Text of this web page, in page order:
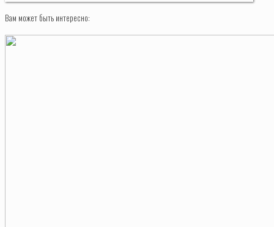
Вам может быть интересно: